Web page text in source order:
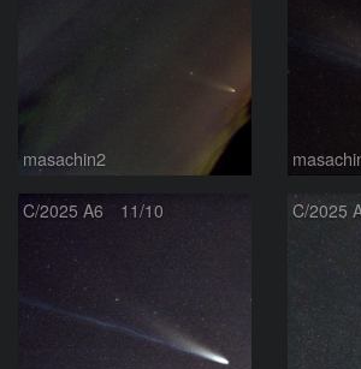
masachin2
C/2025 A6 11/10 C/2025